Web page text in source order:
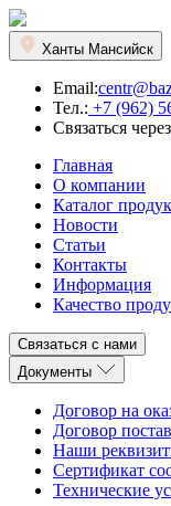
Ханты Мансийск
Email:
Тел.: +7 (962)
Связаться через
Главная
О компании
Каталог
Новости
Статьи
Контакты
Информация
Качество
Связаться с нами
Документы
Договор на
Договор
Наши
Сертификат
Технические